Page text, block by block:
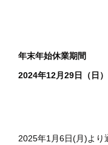
年末年始休業期間
2024年12月29日（日
2025年1月6日(月)より